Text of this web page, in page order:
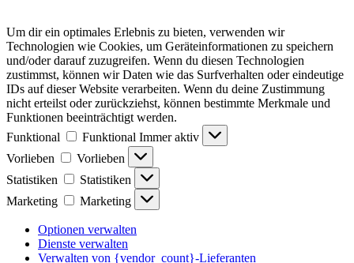
Um dir ein optimales Erlebnis zu bieten, verwenden wir
Technologien wie Cookies, um Geräteinformationen zu speichern
und/oder darauf zuzugreifen. Wenn du diesen Technologien
zustimmst, können wir Daten wie das Surfverhalten oder eindeutige
IDs auf dieser Website verarbeiten. Wenn du deine Zustimmung
nicht erteilst oder zurückziehst, können bestimmte Merkmale und
Funktionen beeinträchtigt werden.
Funktional
Funktional Immer aktiv
Vorlieben
Vorlieben
Statistiken
Statistiken
Marketing
Marketing
Optionen verwalten
Dienste verwalten
Verwalten von {vendor_count}-Lieferanten